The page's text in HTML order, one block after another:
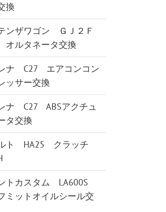
換
ンザワゴン ＧＪ２Ｆ
ルタネータ交換
ナ C27 エアコンコン
ッサー交換
ナ C27 ABSアクチュ
タ交換
ト HA25 クラッチ
トカスタム LA600S
ミットオイルシール交